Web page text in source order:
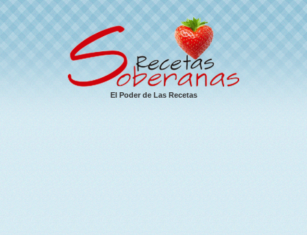
El Poder de Las Recetas